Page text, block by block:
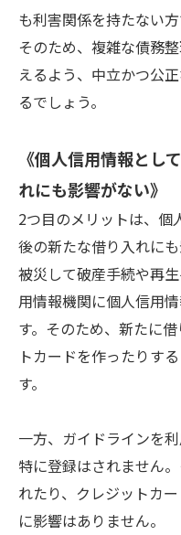
も利害関係を持たない方
そのため、複雑な債務
えるよう、中立かつ公
るでしょう。
《個人信用情報とし
れにも影響がない》
2つ目のメリットは、個
後の新たな借り入れにも
被災して破産手続や再
用情報機関に個人信用
す。そのため、新たに
トカードを作ったりす
す。
一方、ガイドラインを
特に登録はされません
れたり、クレジットカ
に影響はありません。